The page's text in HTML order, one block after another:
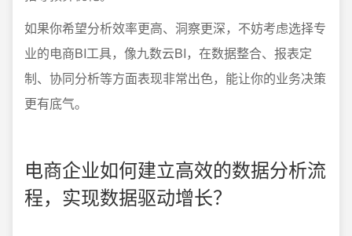
如果你希望分析效率更高、洞察更深，不妨考虑选择专
业的电商BI工具，像九数云BI，在数据整合、报表定
制、协同分析等方面表现非常出色，能让你的业务决策
更有底气。
电商企业如何建立高效的数据分析流
程，实现数据驱动增长？